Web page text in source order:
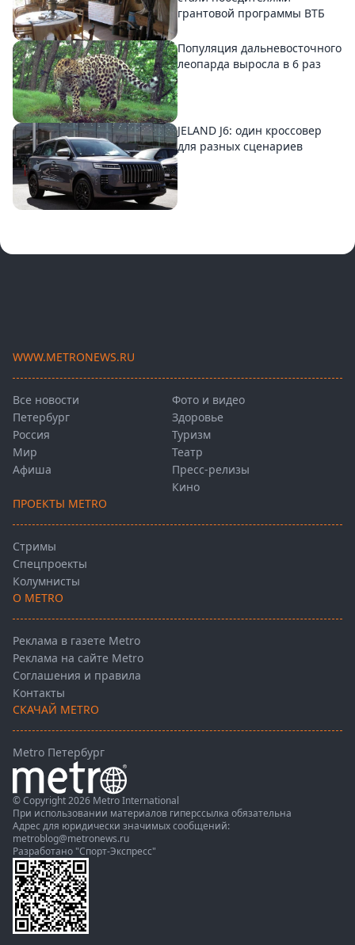
грантовой программы ВТБ
Популяция дальневосточного
леопарда выросла в 6 раз
JELAND J6: один кроссовер
для разных сценариев
WWW.METRONEWS.RU
Все новости
Петербург
Россия
Мир
Афиша
Фото и видео
Здоровье
Туризм
Театр
Пресс-релизы
Кино
ПРОЕКТЫ METRO
Стримы
Спецпроекты
Колумнисты
О METRO
Реклама в газете Metro
Реклама на сайте Metro
Соглашения и правила
Контакты
СКАЧАЙ METRO
Metro Петербург
© Copyright 2026 Metro International
При использовании материалов гиперссылка обязательна
Адрес для юридически значимых сообщений:
metroblog@metronews.ru
Разработано "Спорт-Экспресс"